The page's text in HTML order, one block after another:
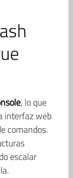
, lo que
interfaz web
comandos.
escalar